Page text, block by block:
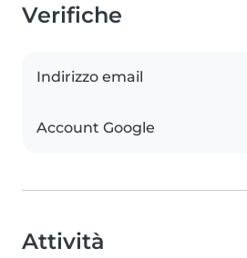
Verifiche
Indirizzo email
Account Google
Attività